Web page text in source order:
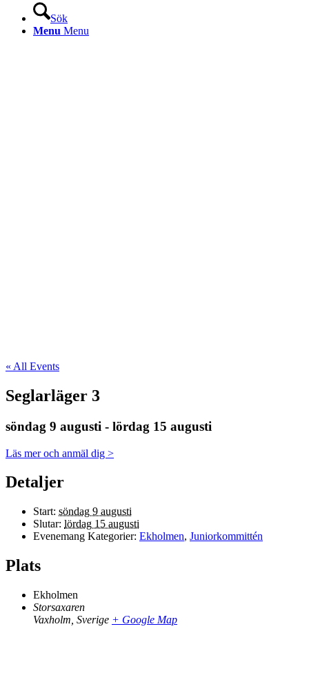
Sök
Menu Menu
« All Events
Seglarläger 3
söndag 9 augusti - lördag 15 augusti
Läs mer och anmäl dig >
Detaljer
Start: söndag 9 augusti
Slutar: lördag 15 augusti
Evenemang Kategorier: Ekholmen, Juniorkommittén
Plats
Ekholmen
Storsaxaren
Vaxholm Sverige + Google Map